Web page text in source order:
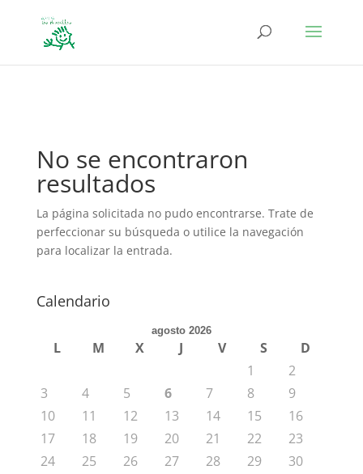
No se encontraron
resultados
La página solicitada no pudo encontrarse. Trate de
perfeccionar su búsqueda o utilice la navegación
para localizar la entrada.
Calendario
agosto 2026
L M X J V S
D
1
2
3
4 5 6 7 8
9
10
11 12 13 14 15
16
17
18 19 20 21 22
23
24
25 26 27 28 29
30